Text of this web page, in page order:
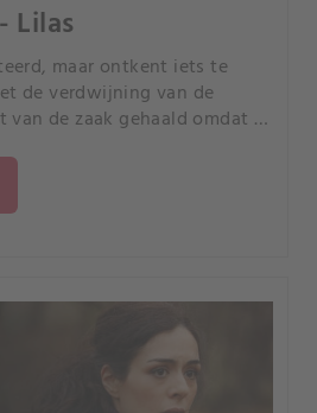
Lilas
maar ontkent iets te
de verdwijning van de
van de zaak gehaald omdat ze